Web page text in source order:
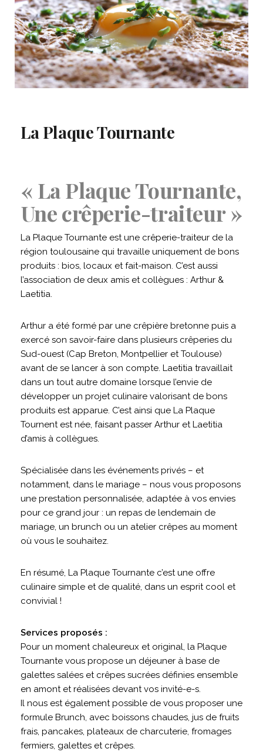
La Plaque Tournante
« La Plaque Tournante,
Une crêperie-traiteur »
La Plaque Tournante est une crêperie-traiteur de la
région toulousaine qui travaille uniquement de bons
produits : bios, locaux et fait-maison. C’est aussi
l’association de deux amis et collègues : Arthur &
Laetitia.
Arthur a été formé par une crêpière bretonne puis a
exercé son savoir-faire dans plusieurs crêperies du
Sud-ouest (Cap Breton, Montpellier et Toulouse)
avant de se lancer à son compte. Laetitia travaillait
dans un tout autre domaine lorsque l’envie de
développer un projet culinaire valorisant de bons
produits est apparue. C’est ainsi que La Plaque
Tournent est née, faisant passer Arthur et Laetitia
d’amis à collègues.
Spécialisée dans les événements privés – et
notamment, dans le mariage – nous vous proposons
une prestation personnalisée, adaptée à vos envies
pour ce grand jour : un repas de lendemain de
mariage, un brunch ou un atelier crêpes au moment
où vous le souhaitez.
En résumé, La Plaque Tournante c’est une offre
culinaire simple et de qualité, dans un esprit cool et
convivial !
Services proposés :
Pour un moment chaleureux et original, la Plaque
Tournante vous propose un déjeuner à base de
galettes salées et crêpes sucrées définies ensemble
en amont et réalisées devant vos invité-e-s.
Il nous est également possible de vous proposer une
formule Brunch, avec boissons chaudes, jus de fruits
frais, pancakes, plateaux de charcuterie, fromages
fermiers, galettes et crêpes.